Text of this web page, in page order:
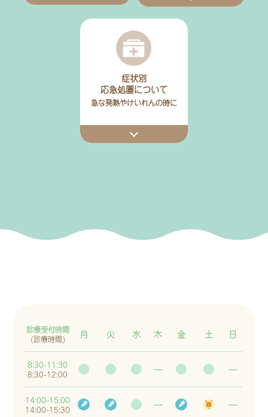
症状別
応急処置について
急な発熱やけいれんの時に
診療受付時間
(診療時間)
月 火 水 木 金 土 日
8:30-11:30
8:30-12:00
― ―
14:00-15:00
14:00-15:30
― ―